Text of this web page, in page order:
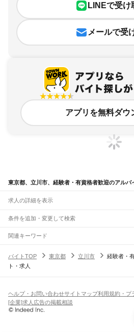
LINEで受け
メールで受
アプリを無料ダウ
東京都、立川市、経験者・有資格者歓迎のアルバ
求人の詳細を表示
条件を追加・変更して検索
市区町村を追加・変更
東京都すべて
東京23区
江戸川区
八王子市立川市武蔵野市
小平市日野市
駅を追加・変更
JR山手線
大崎駅五反田駅目黒駅恵比寿駅
高田馬場駅
職種を追加・変更
飲食・フードサービスすべて
ホールスタッフキッチンスタッフ
パン屋（ベーカリー）
飲食店（店長
人気
日払いOK高校生歓迎 髪型
雇用形態を追加・変更
関連キーワード
東京都 立川市 未経験歓迎東京都 経験者・有
東京都 立川市 シニア歓迎
バイトTOP 東京都 立川市
経験者・
ト・求人
ヘルプ・お問い合わせサイトマップ利用規約・プ
[企業]求人広告の掲載相談